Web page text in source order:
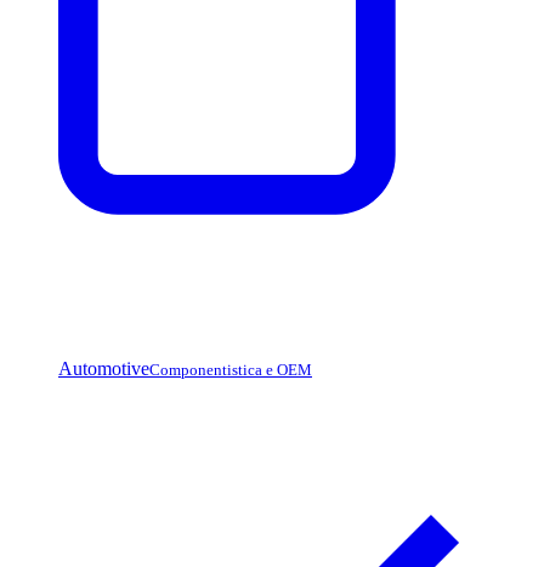
AutomotiveComponentistica e OEM